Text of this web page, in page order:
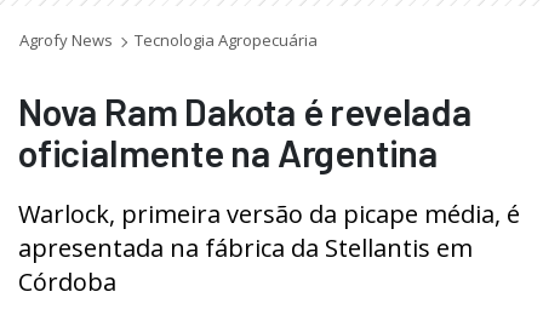
Agrofy News Tecnologia Agropecuária
Nova Ram Dakota é revelada
oficialmente na Argentina
Warlock, primeira versão da picape média, é
apresentada na fábrica da Stellantis em
Córdoba